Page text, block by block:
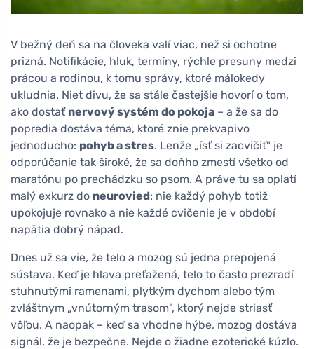
V bežný deň sa na človeka valí viac, než si ochotne
prizná. Notifikácie, hluk, termíny, rýchle presuny medzi
prácou a rodinou, k tomu správy, ktoré málokedy
ukludnia. Niet divu, že sa stále častejšie hovorí o tom,
ako dostať nervový systém do pokoja – a že sa do
popredia dostáva téma, ktoré znie prekvapivo
jednoducho: pohyb a stres. Lenže „ísť si zacvičiť" je
odporúčanie tak široké, že sa doňho zmestí všetko od
maratónu po prechádzku so psom. A práve tu sa oplatí
malý exkurz do neurovied: nie každý pohyb totiž
upokojuje rovnako a nie každé cvičenie je v období
napätia dobrý nápad.
Dnes už sa vie, že telo a mozog sú jedna prepojená
sústava. Keď je hlava preťažená, telo to často prezradí
stuhnutými ramenami, plytkým dychom alebo tým
zvláštnym „vnútorným trasom", ktorý nejde striasť
vôľou. A naopak – keď sa vhodne hýbe, mozog dostáva
signál, že je bezpečne. Nejde o žiadne ezoterické kúzlo.